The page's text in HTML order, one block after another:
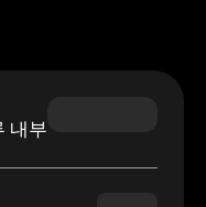
내부